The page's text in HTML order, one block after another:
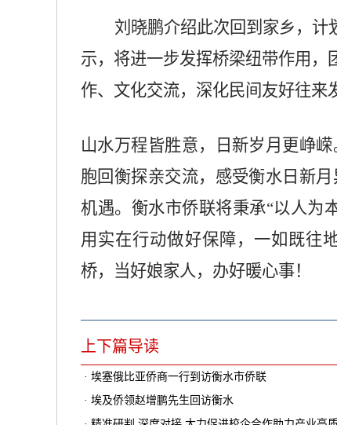
刘晓鹏介绍此次回到家乡，计
示，将进一步发挥桥梁纽带作用
作、文化交流，深化民间友好往来
山水万程皆胜意，日新岁月更峥
胞回衡探亲交流，感受衡水日新
机遇。衡水市侨联将秉承“以人为
用实在行动做好保障，一如既往
桥，当好娘家人，办好暖心事！
上下篇导读
· 埃塞俄比亚侨商一行到访衡水市侨联
· 埃及侨领赵增鹏先生回访衡水